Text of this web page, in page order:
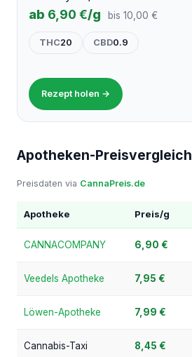
ab 6,90 €/g bis 10,00 €
THC20 CBD0.9
Rezept holen →
Apotheken-Preisvergleich
Preisdaten via CannaPreis.de
Apotheke Preis/g
CANNACOMPANY 6,90 €
Veedels Apotheke 7,95 €
Löwen-Apotheke 7,99 €
Cannabis-Taxi 8,45 €